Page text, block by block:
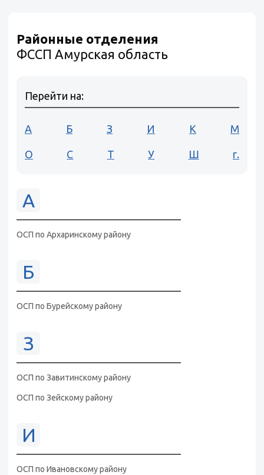
Районные отделения
ФССП Амурская область
Перейти на:
А Б З И К М
О С Т У Ш г.
А
ОСП по Архаринскому району
Б
ОСП по Бурейскому району
З
ОСП по Завитинскому району
ОСП по Зейскому району
И
ОСП по Ивановскому району